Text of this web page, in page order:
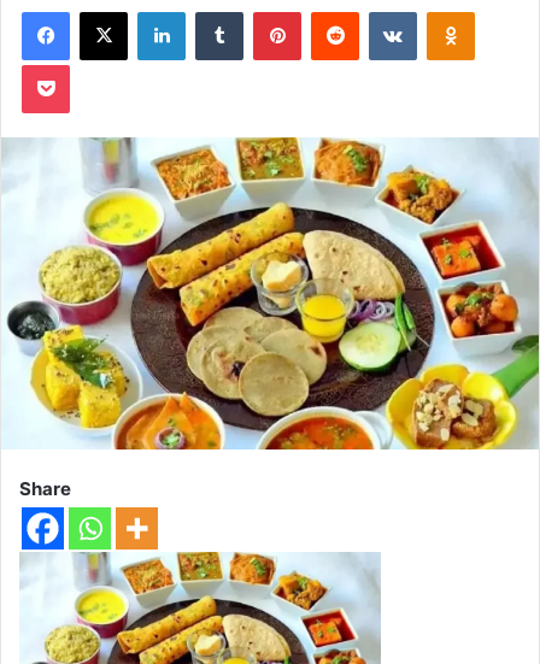
email
Facebook
X LinkedInTumblr PinterestReddit VKontakte
Pocket
Share